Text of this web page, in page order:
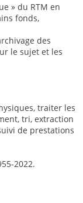
» du RTM en
fonds,
des
le sujet et les
traiter les
tri, extraction
de prestations
2022.